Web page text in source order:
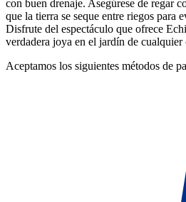
con buen drenaje. Asegúrese de regar
que la tierra se seque entre riegos para
Disfrute del espectáculo que ofrece
verdadera joya en el jardín de cualquier
Aceptamos los siguientes métodos de